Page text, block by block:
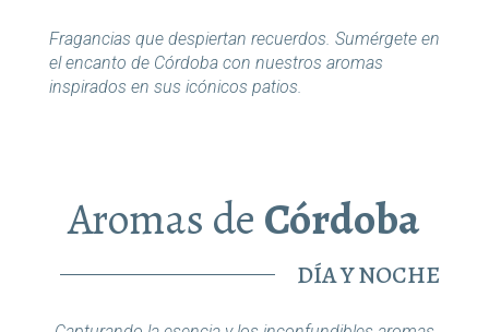
Fragancias que despiertan recuerdos. Sumérgete en
el encanto de Córdoba con nuestros aromas
inspirados en sus icónicos patios.
Aromas de Córdoba
DÍA Y NOCHE